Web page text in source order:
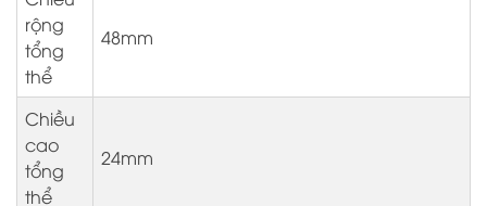
rộng
tổng
thể
48mm
Chiều
cao
tổng
thể
24mm